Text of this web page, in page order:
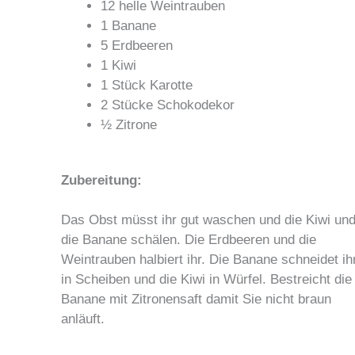
12 helle Weintrauben
1 Banane
5 Erdbeeren
1 Kiwi
1 Stück Karotte
2 Stücke Schokodekor
½ Zitrone
Zubereitung:
Das Obst müsst ihr gut waschen und die Kiwi und
die Banane schälen. Die Erdbeeren und die
Weintrauben halbiert ihr. Die Banane schneidet
in Scheiben und die Kiwi in Würfel. Bestreicht die
Banane mit Zitronensaft damit Sie nicht braun
anläuft.